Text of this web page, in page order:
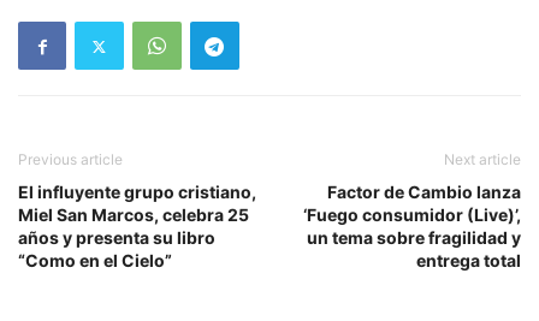
Previous article
El influyente grupo cristiano,
Miel San Marcos, celebra 25
años y presenta su libro
“Como en el Cielo”
Next article
Factor de Cambio lanza
‘Fuego consumidor (Live)’,
un tema sobre fragilidad y
entrega total